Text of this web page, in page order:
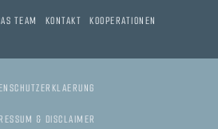
TEAM KONTAKT KOOPERATIONEN
& DISCLAIMER